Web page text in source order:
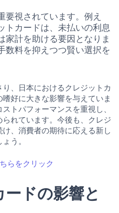
要視されています。例え
トカードは、未払いの利息
家計を助ける要因となりま
数料を抑えつつ賢い選択を
、日本におけるクレジットカ
好に大きな影響を与えていま
トパフォーマンスを重視し、
れています。今後も、クレジ
、消費者の期待に応える新し
う。
らをクリック
ドの影響と